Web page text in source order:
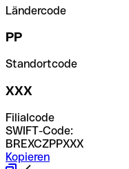
Ländercode
PP
Standortcode
XXX
Filialcode
SWIFT-Code:
BREXCZPPXXX
Kopieren